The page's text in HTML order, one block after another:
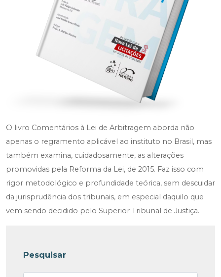
O livro Comentários à Lei de Arbitragem aborda não
apenas o regramento aplicável ao instituto no Brasil, mas
também examina, cuidadosamente, as alterações
promovidas pela Reforma da Lei, de 2015. Faz isso com
rigor metodológico e profundidade teórica, sem descuidar
da jurisprudência dos tribunais, em especial daquilo que
vem sendo decidido pelo Superior Tribunal de Justiça.
Pesquisar